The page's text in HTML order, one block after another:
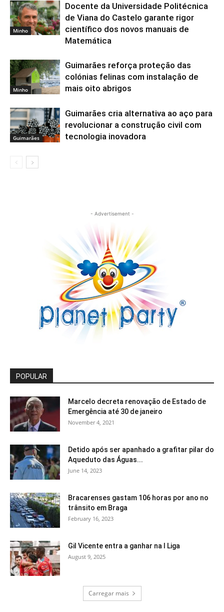
Minho
Docente da Universidade Politécnica
de Viana do Castelo garante rigor
científico dos novos manuais de
Matemática
Minho
Guimarães reforça proteção das
colónias felinas com instalação de
mais oito abrigos
Guimarães
Guimarães cria alternativa ao aço para
revolucionar a construção civil com
tecnologia inovadora
- Advertisement -
POPULAR
Marcelo decreta renovação de Estado de
Emergência até 30 de janeiro
November 4, 2021
Detido após ser apanhado a grafitar pilar do
Aqueduto das Águas...
June 14, 2023
Bracarenses gastam 106 horas por ano no
trânsito em Braga
February 16, 2023
Gil Vicente entra a ganhar na I Liga
August 9, 2025
Carregar mais